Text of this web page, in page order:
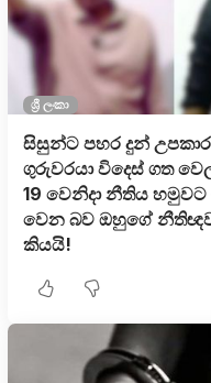
ශ්‍රී ලංකා
සිසුන්ට පහර දුන්
ගුරුවරයා විදෙස් ගත
19 වෙනිදා නීතිය හමුවට
වෙන බව ඔහුගේ
කියයි!